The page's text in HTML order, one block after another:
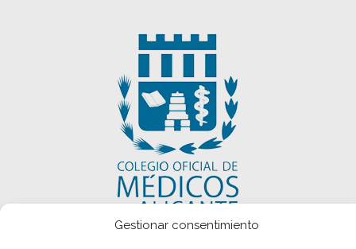
Gestionar consentimiento